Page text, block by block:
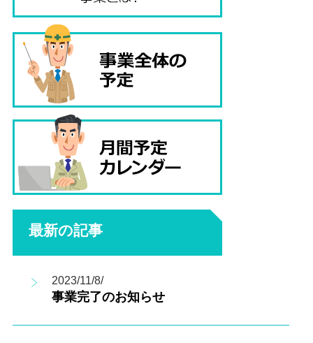
最新の記事
2023/11/8/
事業完了のお知らせ